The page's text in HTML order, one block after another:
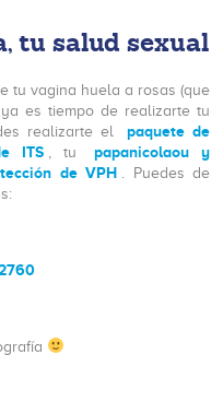
tu salud sexual
tu vagina huela a rosas (que
es tiempo de realizarte tu
realizarte el
paquete de
ITS , tu
papanicolaou y
de VPH . Puedes de